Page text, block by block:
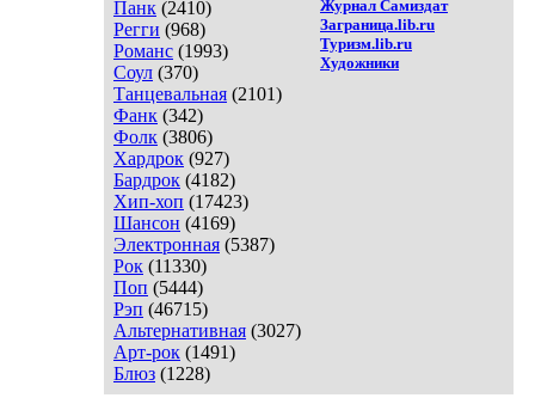
Панк (2410)
Регги (968)
Романс (1993)
Соул (370)
Танцевальная (2101)
Фанк (342)
Фолк (3806)
Хардрок (927)
Бардрок (4182)
Хип-хоп (17423)
Шансон (4169)
Электронная (5387)
Рок (11330)
Поп (5444)
Рэп (46715)
Альтернативная (3027)
Арт-рок (1491)
Блюз (1228)
Журнал Самиздат
Заграница.lib.ru
Туризм.lib.ru
Художники